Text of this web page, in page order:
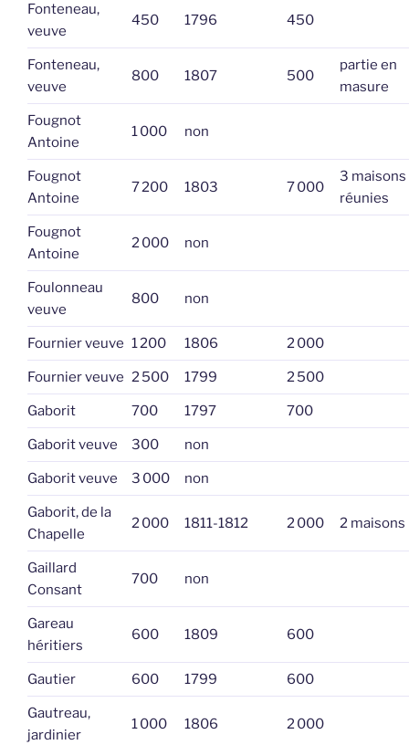
Fonteneau,
veuve
450 1796 450
Fonteneau,
veuve
800 1807 500
partie en
masure
Fougnot
Antoine
1 000 non
Fougnot
Antoine
7 200 1803 7 000
3 maisons
réunies
Fougnot
Antoine
2 000 non
Foulonneau
veuve
800 non
Fournier veuve 1 200 1806 2 000
Fournier veuve 2 500 1799 2 500
Gaborit 700 1797 700
Gaborit veuve 300 non
Gaborit veuve 3 000 non
Gaborit, de la
Chapelle
2 000 1811-1812 2 000 2 maisons
Gaillard
Consant
700 non
Gareau
héritiers
600 1809 600
Gautier 600 1799 600
Gautreau,
jardinier
1 000 1806 2 000